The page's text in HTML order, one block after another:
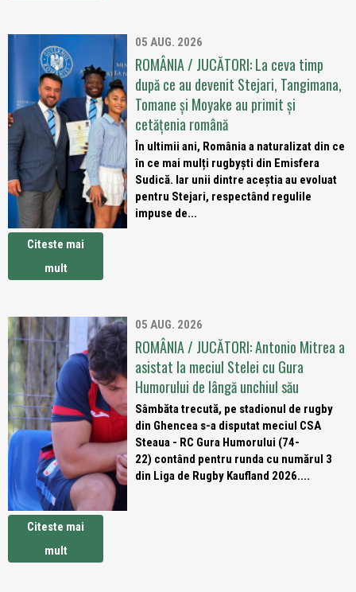
05 AUG. 2026
ROMÂNIA / JUCĂTORI: La ceva timp
după ce au devenit Stejari, Tangimana,
Tomane și Moyake au primit și
cetățenia română
În ultimii ani, România a naturalizat din ce
în ce mai mulți rugbyști din Emisfera
Sudică. Iar unii dintre aceștia au evoluat
pentru Stejari, respectând regulile
impuse de...
Citeste mai
mult
05 AUG. 2026
ROMÂNIA / JUCĂTORI: Antonio Mitrea a
asistat la meciul Stelei cu Gura
Humorului de lângă unchiul său
Sâmbăta trecută, pe stadionul de rugby
din Ghencea s-a disputat meciul CSA
Steaua - RC Gura Humorului (74-
22) contând pentru runda cu numărul 3
din Liga de Rugby Kaufland 2026....
Citeste mai
mult